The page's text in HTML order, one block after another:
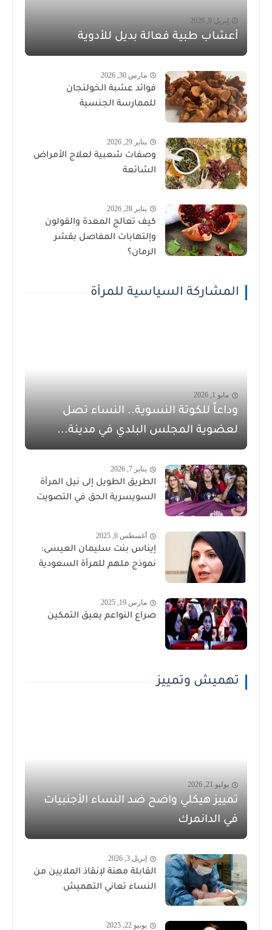
إبريل 9, 2026
أعشاب طبية فعالة بديل للأدوية
مارس 30, 2026
فوائد عشبة الخولنجان
للممارسة الجنسية
يناير 29, 2026
وصفات شعبية لعلاج الأمراض
الشائعة
يناير 28, 2026
كيف تعالج المعدة والقولون
وإلتهابات المفاصل بقشر
الرمان؟
المشاركة السياسية للمرأة
مايو 1, 2026
وداعاً للكوتة النسوية.. النساء تصل
لعضوية المجلس البلدي في مدينة...
يناير 7, 2026
الطريق الطويل إلى نيل المرأة
السويسرية الحق في التصويت
أغسطس 6, 2025
إيناس بنت سليمان العيسى:
نموذج ملهم للمرأة السعودية
مارس 19, 2025
صراع النواعم يعيق التمكين
تهميش وتمييز
يوليو 21, 2026
تمييز هيكلي واضح ضد النساء الأجنبيات
في الدانمرك
إبريل 3, 2026
القابلة مهنة لإنقاذ الملايين من
النساء تعاني التهميش
يونيو 22, 2025